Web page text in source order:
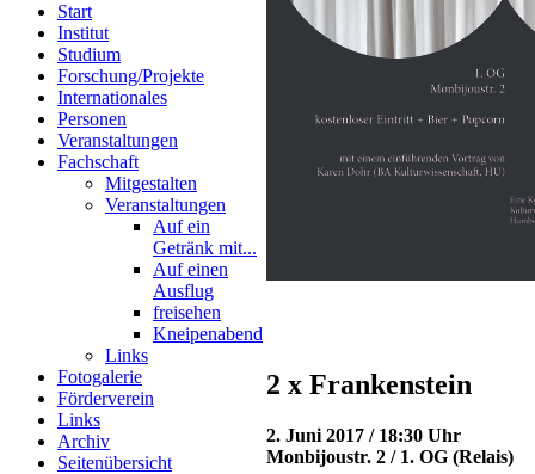
Start
Institut
Studium
Forschung/Projekte
Internationales
Personen
Veranstaltungen
Fachschaft
Mitgestalten
Veranstaltungen
Auf ein
Getränk mit...
Auf einen
Ausflug
freisehen
Kneipenabend
Links
Fotogalerie
Förderverein
Links
Archiv
Seitenübersicht
2 x Frankenstein
2. Juni 2017 / 18:30 Uhr
Monbijoustr. 2 / 1. OG (Relais)